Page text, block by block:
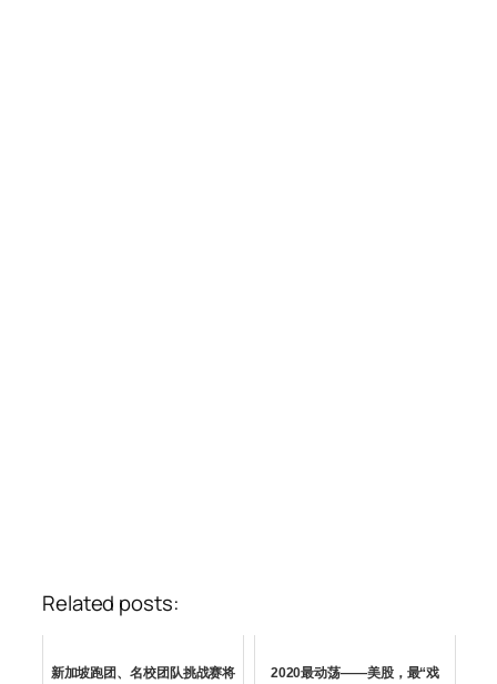
Related posts:
新加坡跑团、名校团队挑战赛将
2020最动荡——美股，最“戏